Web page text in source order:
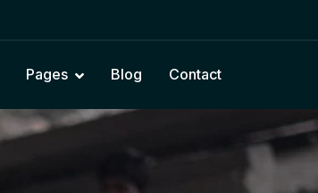
Pages Blog Contact